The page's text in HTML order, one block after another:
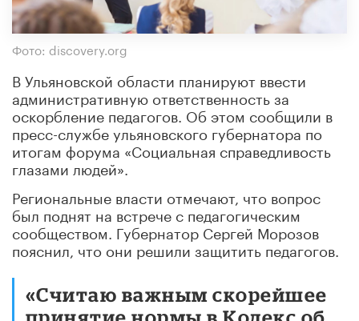
Фото: discovery.org
В Ульяновской области планируют ввести
административную ответственность за
оскорбление педагогов. Об этом сообщили в
пресс-службе ульяновского губернатора по
итогам форума «Социальная справедливость
глазами людей».
Региональные власти отмечают, что вопрос
был поднят на встрече с педагогическим
сообществом. Губернатор Сергей Морозов
пояснил, что они решили защитить педагогов.
«Считаю важным скорейшее
принятие нормы в Кодекс об